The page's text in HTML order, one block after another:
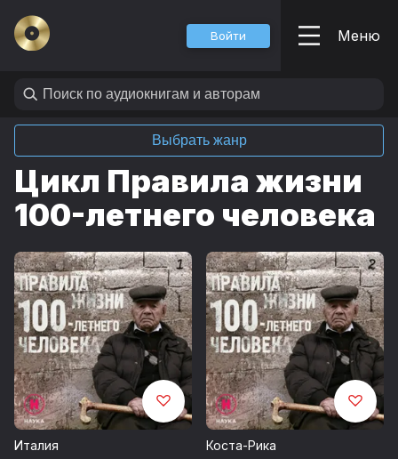
Войти Меню
Выбрать жанр
Цикл Правила жизни
100-летнего человека
Италия Коста-Рика